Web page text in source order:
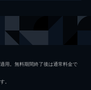
用。無料期間終了後は通常料金で
。